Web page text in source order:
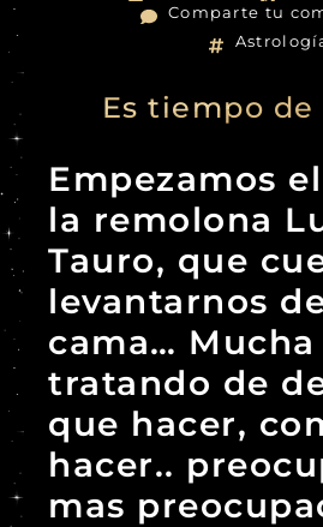
Comparte tu
Es tiempo de
Empezamos
la remolona
Tauro, que
levantarnos
cama…
tratando de
que hacer,
hacer..
mas